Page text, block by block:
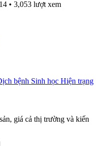
• 3,053 lượt xem
bệnh Sinh học Hiện trạng
giá cả thị trường và kiến